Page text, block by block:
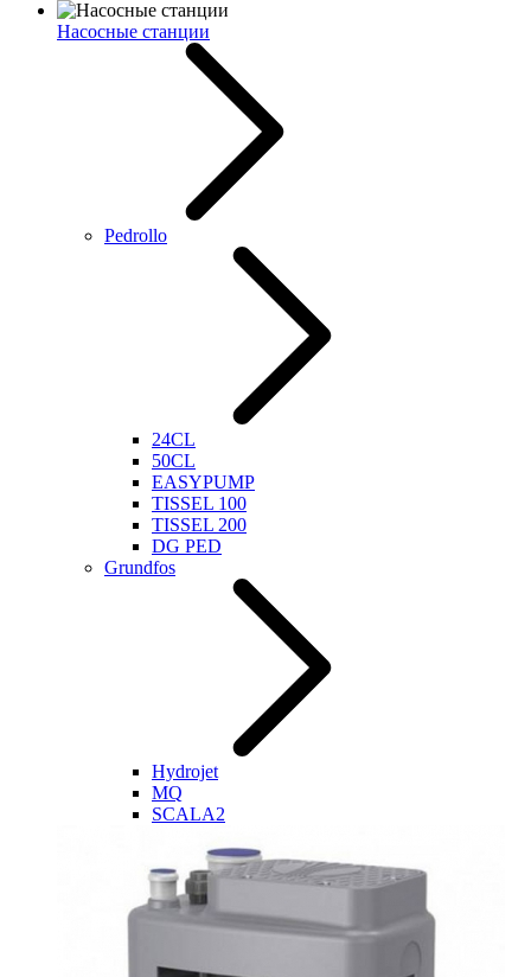
Насосные станции
Pedrollo
24CL
50CL
EASYPUMP
TISSEL 100
TISSEL 200
DG PED
Grundfos
Hydrojet
MQ
SCALA2